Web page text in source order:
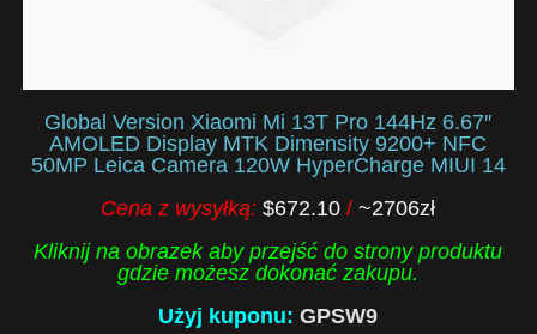
Global Version Xiaomi Mi 13T Pro 144Hz 6.67″
AMOLED Display MTK Dimensity 9200+ NFC
50MP Leica Camera 120W HyperCharge MIUI 14
Cena z wysyłką:$672.10/~2706zł
Kliknij na obrazek aby przejść do strony produktu
gdzie możesz dokonać zakupu.
Użyj kuponu: GPSW9